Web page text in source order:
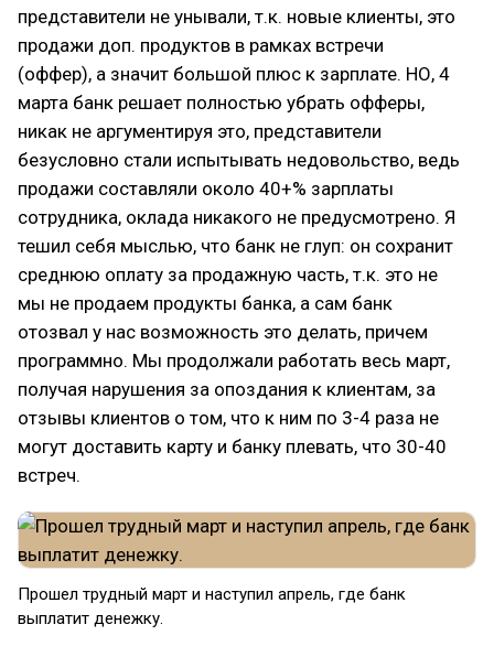
представители не унывали, т.к. новые клиенты, это
продажи доп. продуктов в рамках встречи
(оффер), а значит большой плюс к зарплате. НО, 4
марта банк решает полностью убрать офферы,
никак не аргументируя это, представители
безусловно стали испытывать недовольство, ведь
продажи составляли около 40+% зарплаты
сотрудника, оклада никакого не предусмотрено. Я
тешил себя мыслью, что банк не глуп: он сохранит
среднюю оплату за продажную часть, т.к. это не
мы не продаем продукты банка, а сам банк
отозвал у нас возможность это делать, причем
программно. Мы продолжали работать весь март,
получая нарушения за опоздания к клиентам, за
отзывы клиентов о том, что к ним по 3-4 раза не
могут доставить карту и банку плевать, что 30-40
встреч.
Прошел трудный март и наступил апрель, где банк
выплатит денежку.